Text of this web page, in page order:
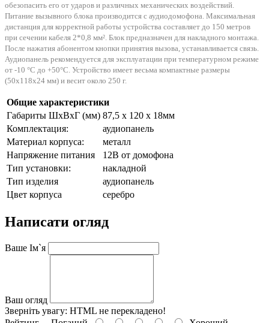
обезопасить его от ударов и различных механических воздействий.
Питание вызывного блока производится с аудиодомофона. Максимальная
дистанция для корректной работы устройства составляет до 150 метров
при сечении кабеля 2*0,8 мм². Блок предназначен для накладного монтажа.
После нажатия абонентом кнопки принятия вызова, устанавливается связь.
Аудиопанель рекомендуется для эксплуатации при температурном режиме
от -10 °C до +50°C. Устройство имеет весьма компактные размеры
(50х118x24 мм) и весит около 250 г.
Общие характеристики
Габариты ШxВxГ (мм) 87,5 х 120 х 18мм
Комплектация:
аудиопанель
Материал корпуса:
металл
Напряжение питания
12В от домофона
Тип установки:
накладной
Тип изделия
аудиопанель
Цвет корпуса
серебро
Написати огляд
Ваше Ім`я
Ваш огляд
Зверніть увагу: HTML не перекладено!